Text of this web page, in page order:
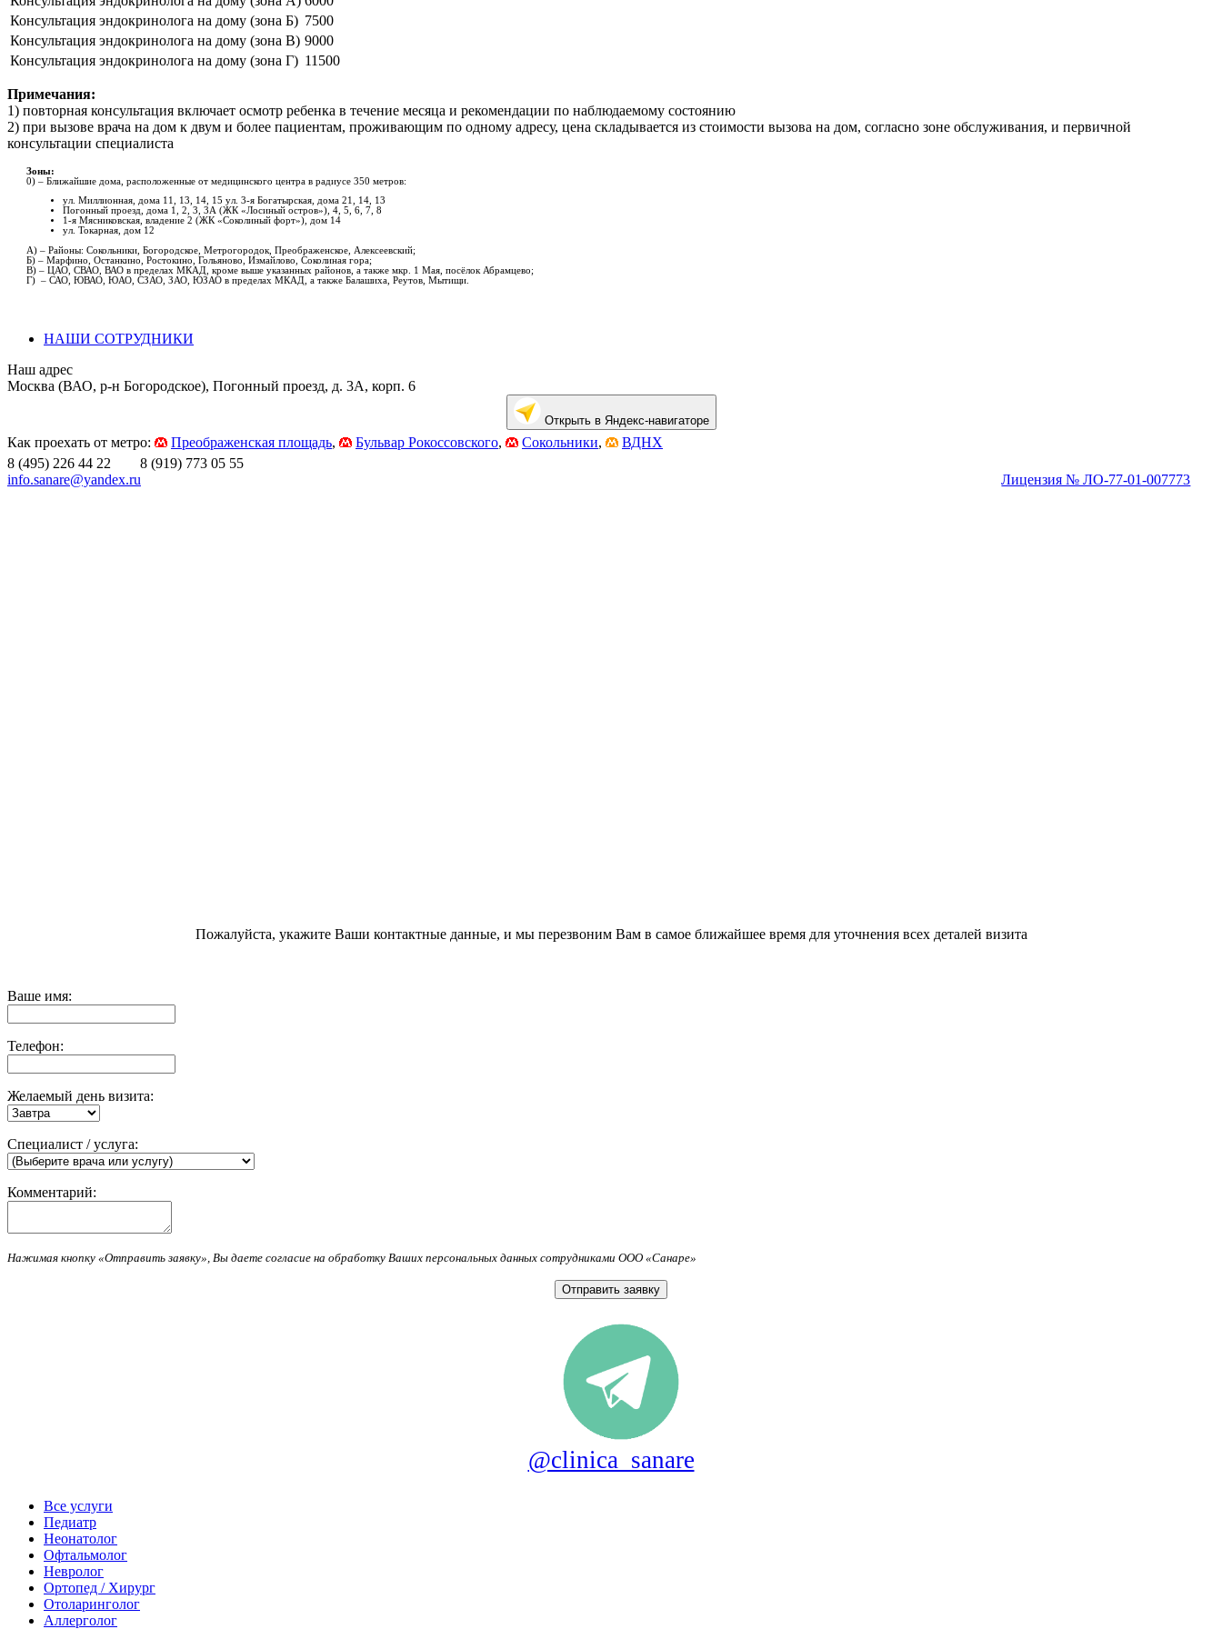
Консультация эндокринолога на дому (зона Б) 7500
Консультация эндокринолога на дому (зона В) 9000
Консультация эндокринолога на дому (зона Г) 11500
Примечания:
1) повторная консультация включает осмотр ребенка в течение месяца и рекомендации по наблюдаемому состоянию
2) при вызове врача на дом к двум и более пациентам, проживающим по одному адресу, цена складывается из стоимости вызова на дом, согласно зоне обслуживания, и первичной
консультации специалиста
Зоны:
0) – Ближайшие дома, расположенные от медицинского центра в радиусе 350 метров:
ул. Миллионная, дома 11, 13, 14, 15 ул. 3-я Богатырская, дома 21, 14, 13
Погонный проезд, дома 1, 2, 3, 3А (ЖК «Лосиный остров»), 4, 5, 6, 7, 8
1-я Мясниковская, владение 2 (ЖК «Соколиный форт»), дом 14
ул. Токарная, дом 12
А) – Районы: Сокольники, Богородское, Метрогородок, Преображенское, Алексеевский;
Б) – Марфино, Останкино, Ростокино, Гольяново, Измайлово, Соколиная гора;
В) – ЦАО, СВАО, ВАО в пределах МКАД, кроме выше указанных районов, а также мкр. 1 Мая, посёлок Абрамцево;
Г) – САО, ЮВАО, ЮАО, СЗАО, ЗАО, ЮЗАО в пределах МКАД, а также Балашиха, Реутов, Мытищи.
НАШИ СОТРУДНИКИ
Наш адрес
Москва (ВАО, р-н Богородское), Погонный проезд, д. 3А, корп. 6
Открыть в Яндекс-навигаторе
Как проехать от метро: Преображенская площадь, Бульвар Рокоссовского, Сокольники,
ВДНХ
8 (495) 226 44 22 8 (919) 773 05 55
info.sanare@yandex.ru
Лицензия № ЛО-77-01-007773
Пожалуйста, укажите Ваши контактные данные, и мы перезвоним Вам в самое ближайшее время для уточнения всех деталей визита
Ваше имя:
Телефон:
Желаемый день визита:
Специалист / услуга:
Комментарий:
Нажимая кнопку «Отправить заявку», Вы даете согласие на обработку Ваших персональных данных сотрудниками ООО «Санаре»
@clinica_sanare
Все услуги
Педиатр
Неонатолог
Офтальмолог
Невролог
Ортопед / Хирург
Отоларинголог
Аллерголог